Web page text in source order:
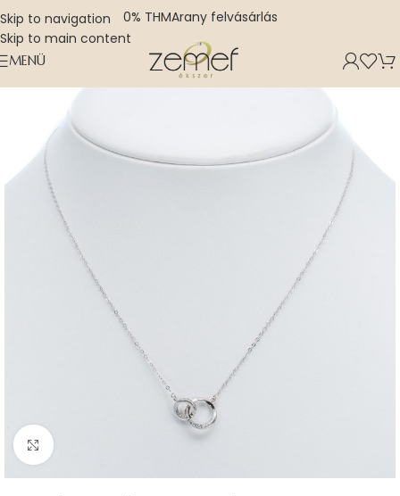
Skip to navigation
Skip to main content
0% THMArany felvásárlás
MENÜ
Nagyításhoz kattints ide